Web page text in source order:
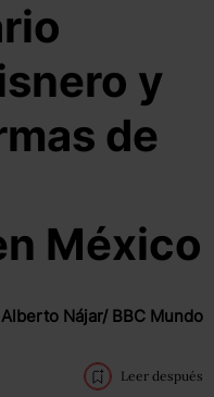
y
de
México
Alberto Nájar/ BBC Mundo
Leer después